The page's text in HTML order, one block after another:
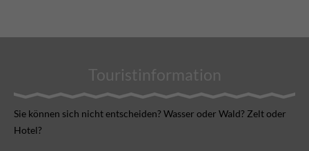
Touristinformation
Sie können sich nicht ent­scheiden? Wasser oder Wald? Zelt oder
Hotel?